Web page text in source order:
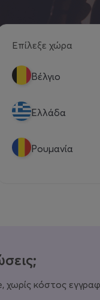
Επίλεξε χώρα
Βέλγιο
Eλλάδα
Ρουμανία
χωρίς κόστος